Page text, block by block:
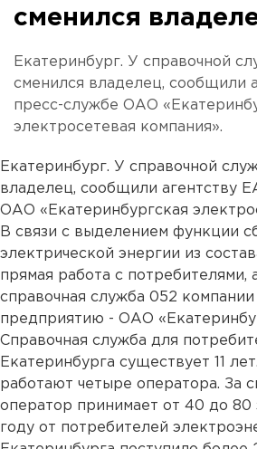
сменился
Екатеринбург. У справочной
сменился владелец, сообщили
пресс-службе ОАО
электросетевая компания».
Екатеринбург. У справочной
владелец, сообщили агентству
ОАО «Екатеринбургская
В связи с выделением функции
электрической энергии из
прямая работа с потребителями,
справочная служба 052
предприятию - ОАО
Справочная служба для
Екатеринбурга существует 11
работают четыре оператора. За
оператор принимает от 40 до 80
году от потребителей